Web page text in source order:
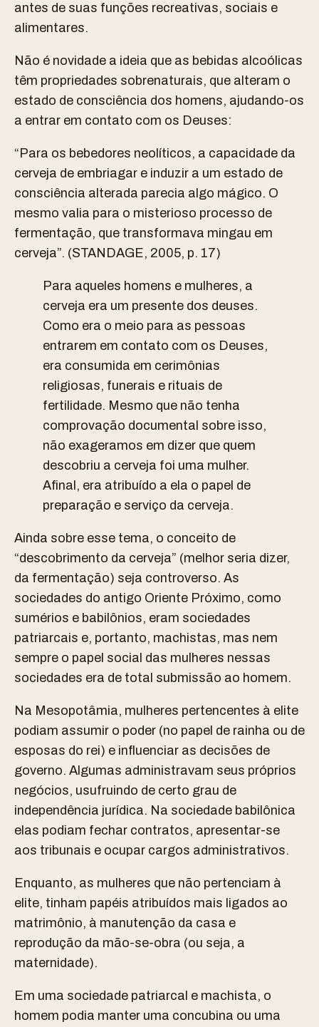
antes de suas funções recreativas, sociais e
alimentares.
Não é novidade a ideia que as bebidas alcoólicas
têm propriedades sobrenaturais, que alteram o
estado de consciência dos homens, ajudando-os
a entrar em contato com os Deuses:
“Para os bebedores neolíticos, a capacidade da
cerveja de embriagar e induzir a um estado de
consciência alterada parecia algo mágico. O
mesmo valia para o misterioso processo de
fermentação, que transformava mingau em
cerveja”. (STANDAGE, 2005, p. 17)
Para aqueles homens e mulheres, a
cerveja era um presente dos deuses.
Como era o meio para as pessoas
entrarem em contato com os Deuses,
era consumida em cerimônias
religiosas, funerais e rituais de
fertilidade. Mesmo que não tenha
comprovação documental sobre isso,
não exageramos em dizer que quem
descobriu a cerveja foi uma mulher.
Afinal, era atribuído a ela o papel de
preparação e serviço da cerveja.
Ainda sobre esse tema, o conceito de
“descobrimento da cerveja” (melhor seria dizer,
da fermentação) seja controverso. As
sociedades do antigo Oriente Próximo, como
sumérios e babilônios, eram sociedades
patriarcais e, portanto, machistas, mas nem
sempre o papel social das mulheres nessas
sociedades era de total submissão ao homem.
Na Mesopotâmia, mulheres pertencentes à elite
podiam assumir o poder (no papel de rainha ou de
esposas do rei) e influenciar as decisões de
governo. Algumas administravam seus próprios
negócios, usufruindo de certo grau de
independência jurídica. Na sociedade babilônica
elas podiam fechar contratos, apresentar-se
aos tribunais e ocupar cargos administrativos.
Enquanto, as mulheres que não pertenciam à
elite, tinham papéis atribuídos mais ligados ao
matrimônio, à manutenção da casa e
reprodução da mão-se-obra (ou seja, a
maternidade).
Em uma sociedade patriarcal e machista, o
homem podia manter uma concubina ou uma